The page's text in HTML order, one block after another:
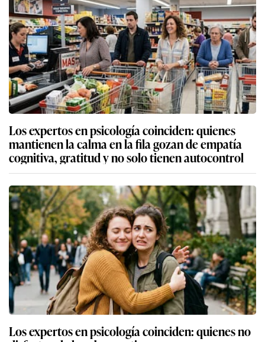
Los expertos en psicología coinciden: quienes
mantienen la calma en la fila gozan de empatía
cognitiva, gratitud y no solo tienen autocontrol
Los expertos en psicología coinciden: quienes no